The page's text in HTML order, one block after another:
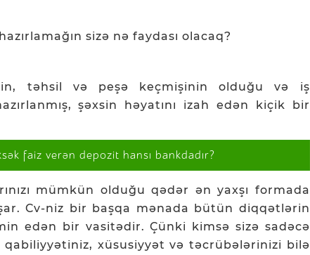
sizə nə faydası olacaq?
təhsil və peşə keçmişinin olduğu və iş
şəxsin həyatını izah edən kiçik bir
faiz verən depozit hansı bankdadır?
mümkün olduğu qədər ən yaxşı formada
Cv-niz bir başqa mənada bütün diqqətlərin
edən bir vasitədir. Çünki kimsə sizə sadəcə
qabiliyyətiniz, xüsusiyyət və təcrübələrinizi bilə